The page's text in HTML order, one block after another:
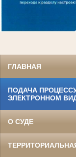
ГЛАВНАЯ
ПОДАЧА
ЭЛЕКТРОННОМ
О СУДЕ